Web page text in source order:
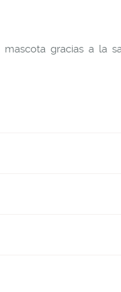
gracias a